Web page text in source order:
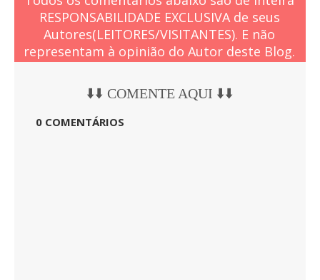
RESPONSABILIDADE EXCLUSIVA de seus
Autores(LEITORES/VISITANTES). E não
representam à opinião do Autor deste Blog.
⬇️⬇️ COMENTE AQUI ⬇️⬇️
0 COMENTÁRIOS